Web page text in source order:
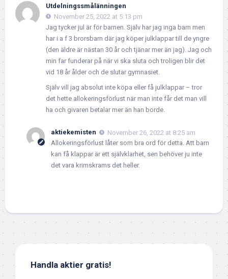
Utdelningssmålänningen
November 25, 2022 at 5:13 pm
Jag tycker jul är för barnen. Själv har jag inga barn men
har i a f 3 brorsbarn där jag köper julklappar till de yngre
(den äldre är nästan 30 år och tjänar mer än jag). Jag och
min far funderar på när vi ska sluta och troligen blir det
vid 18 år ålder och de slutar gymnasiet.
Själv vill jag absolut inte köpa eller få julklappar – tror
det hette allokeringsförlust när man inte får det man vill
ha och givaren betalar mer än han borde.
aktiekemisten
November 26, 2022 at 8:25 am
Allokeringsförlust låter som bra ord för detta. Att barn
kan få klappar är ett självklarhet, sen behöver ju inte
det vara krimskrams det heller.
Handla aktier gratis!